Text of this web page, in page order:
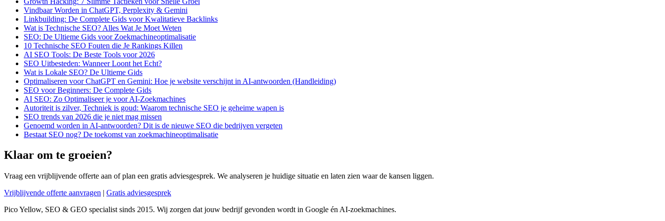
Vindbaar Worden in ChatGPT, Perplexity & Gemini
Linkbuilding: De Complete Gids voor Kwalitatieve Backlinks
Wat is Technische SEO? Alles Wat Je Moet Weten
SEO: De Ultieme Gids voor Zoekmachineoptimalisatie
10 Technische SEO Fouten die Je Rankings Killen
AI SEO Tools: De Beste Tools voor 2026
SEO Uitbesteden: Wanneer Loont het Echt?
Wat is Lokale SEO? De Ultieme Gids
Optimaliseren voor ChatGPT en Gemini: Hoe je website verschijnt in AI-antwoorden (Handleiding)
SEO voor Beginners: De Complete Gids
AI SEO: Zo Optimaliseer je voor AI-Zoekmachines
Autoriteit is zilver, Techniek is goud: Waarom technische SEO je geheime wapen is
SEO trends van 2026 die je niet mag missen
Genoemd worden in AI-antwoorden? Dit is de nieuwe SEO die bedrijven vergeten
Bestaat SEO nog? De toekomst van zoekmachineoptimalisatie
Klaar om te groeien?
Vraag een vrijblijvende offerte aan of plan een gratis adviesgesprek. We analyseren je huidige situatie en laten zien waar de kansen liggen.
Vrijblijvende offerte aanvragen | Gratis adviesgesprek
Pico Yellow, SEO & GEO specialist sinds 2015. Wij zorgen dat jouw bedrijf gevonden wordt in Google én AI-zoekmachines.